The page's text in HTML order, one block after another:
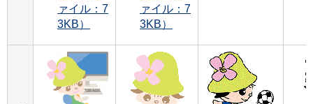
ァイル：7
3KB）
ァイル：7
3KB）